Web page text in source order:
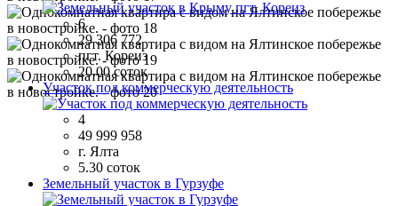
6
29 306 772
пгт. Кореиз
20.00 соток
Участок под коммерческую деятельность
4
49 999 958
г. Ялта
5.30 соток
Земельный участок в Гурзуфе